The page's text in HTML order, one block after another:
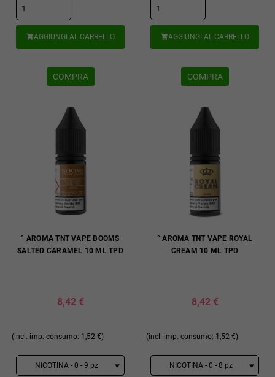
AGGIUNGI AL CARRELLO
COMPRA
AGGIUNGI AL CARRELLO
COMPRA
° AROMA TNT VAPE BOOMS
SALTED CARAMEL 10 ML TPD
8,42 €
(incl. imp. consumo: 1,52 €)
° AROMA TNT VAPE ROYAL
CREAM 10 ML TPD
8,42 €
(incl. imp. consumo: 1,52 €)